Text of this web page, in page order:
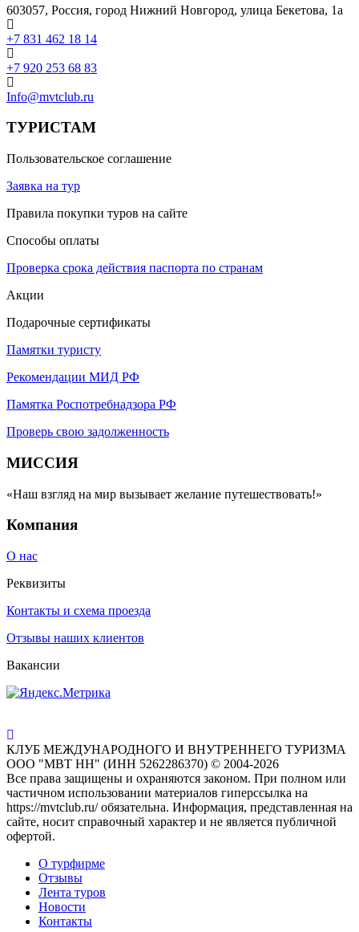
603057, Россия, город Нижний Новгород, улица Бекетова, 1а
+7 831 462 18 14
+7 920 253 68 83
Info@mvtclub.ru
ТУРИСТАМ
Пользовательское соглашение
Заявка на тур
Правила покупки туров на сайте
Способы оплаты
Проверка срока действия паспорта по странам
Акции
Подарочные сертификаты
Памятки туристу
Рекомендации МИД РФ
Памятка Роспотребнадзора РФ
Проверь свою задолженность
МИССИЯ
«Наш взгляд на мир вызывает желание путешествовать!»
Компания
О нас
Реквизиты
Контакты и схема проезда
Отзывы наших клиентов
Вакансии
КЛУБ МЕЖДУНАРОДНОГО И ВНУТРЕННЕГО ТУРИЗМА
ООО "МВТ НН" (ИНН 5262286370) © 2004-2026
Все права защищены и охраняются законом. При полном или
частичном использовании материалов гиперссылка на
https://mvtclub.ru/ обязательна. Информация, представленная на
сайте, носит справочный характер и не является публичной
офертой.
О турфирме
Отзывы
Лента туров
Новости
Контакты